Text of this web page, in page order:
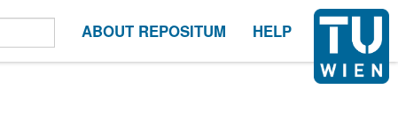
ABOUT REPOSITUM HELP